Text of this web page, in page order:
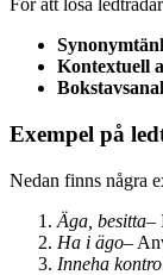
För att lösa
Kontextuell
Exempel på
Nedan finns några
Äga, besitta–
Ha i ägo–
Inneha